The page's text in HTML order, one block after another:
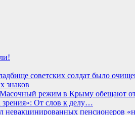
знаков
Масочный режим в Крыму обещают
зрения»: От слов к делу…